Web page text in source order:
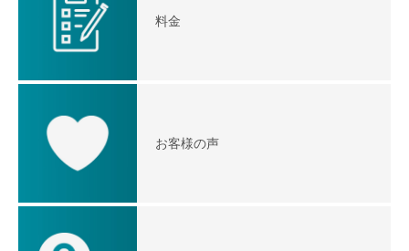
料金
お客様の声